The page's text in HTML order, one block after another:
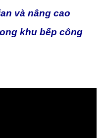
và nâng cao
khu bếp công